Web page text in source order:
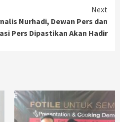
Next
Nurhadi, Dewan Pers dan
Pers Dipastikan Akan Hadir